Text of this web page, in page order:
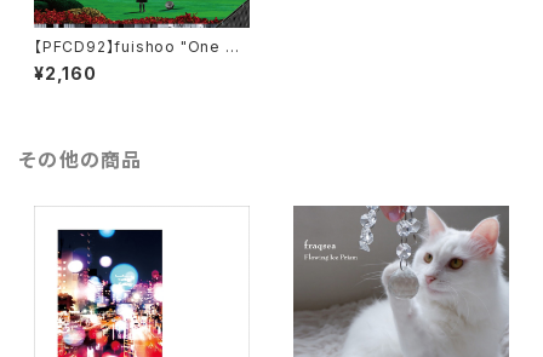
【PFCD92】fuishoo "One Da
y In The City" CD
¥2,160
その他の商品